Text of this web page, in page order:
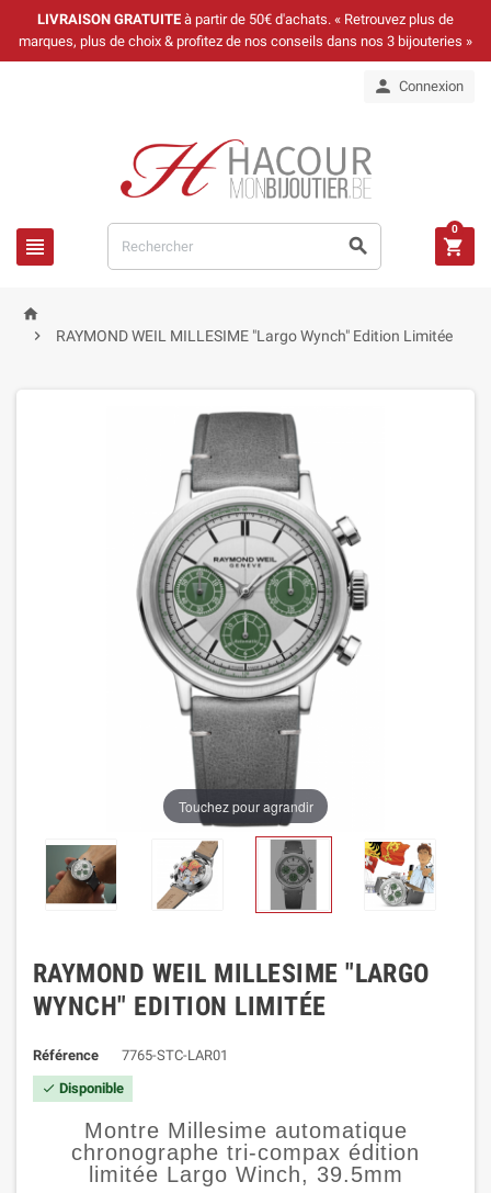
LIVRAISON GRATUITE à partir de 50€ d'achats. « Retrouvez plus de
marques, plus de choix & profitez de nos conseils dans nos 3 bijouteries »
 Connexion
  
0


RAYMOND WEIL MILLESIME "Largo Wynch" Edition Limitée
Touchez pour agrandir
RAYMOND WEIL MILLESIME "LARGO
WYNCH" EDITION LIMITÉE
Référence 7765-STC-LAR01
 Disponible
Montre Millesime automatique
chronographe tri-compax édition
limitée Largo Winch, 39.5mm